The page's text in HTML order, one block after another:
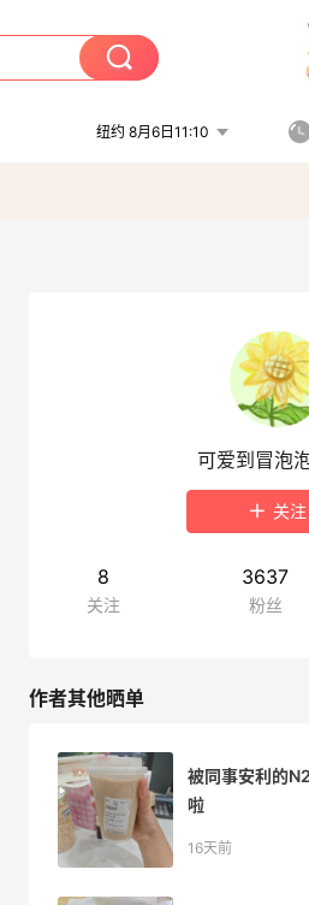
纽约 8月6日11:10
可爱到冒泡
关注
8
关注
3637
粉丝
作者其他晒单
被同事安利的
啦
16天前